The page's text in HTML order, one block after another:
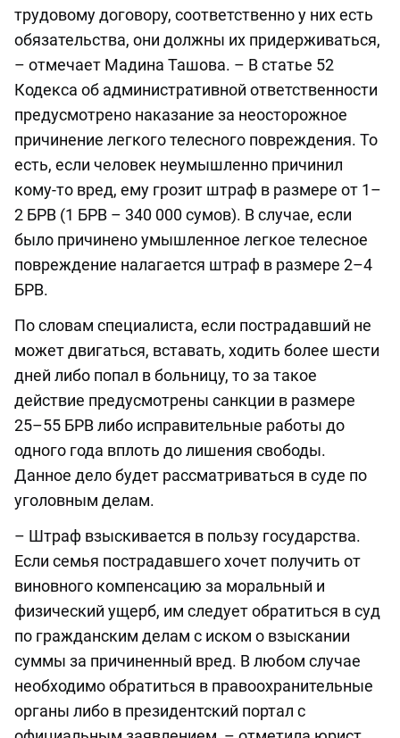
трудовому договору, соответственно у них есть
обязательства, они должны их придерживаться,
– отмечает Мадина Ташова. – В статье 52
Кодекса об административной ответственности
предусмотрено наказание за неосторожное
причинение легкого телесного повреждения. То
есть, если человек неумышленно причинил
кому-то вред, ему грозит штраф в размере от 1–
2 БРВ (1 БРВ – 340 000 сумов). В случае, если
было причинено умышленное легкое телесное
повреждение налагается штраф в размере 2–4
БРВ.
По словам специалиста, если пострадавший не
может двигаться, вставать, ходить более шести
дней либо попал в больницу, то за такое
действие предусмотрены санкции в размере
25–55 БРВ либо исправительные работы до
одного года вплоть до лишения свободы.
Данное дело будет рассматриваться в суде по
уголовным делам.
– Штраф взыскивается в пользу государства.
Если семья пострадавшего хочет получить от
виновного компенсацию за моральный и
физический ущерб, им следует обратиться в суд
по гражданским делам с иском о взыскании
суммы за причиненный вред. В любом случае
необходимо обратиться в правоохранительные
органы либо в президентский портал с